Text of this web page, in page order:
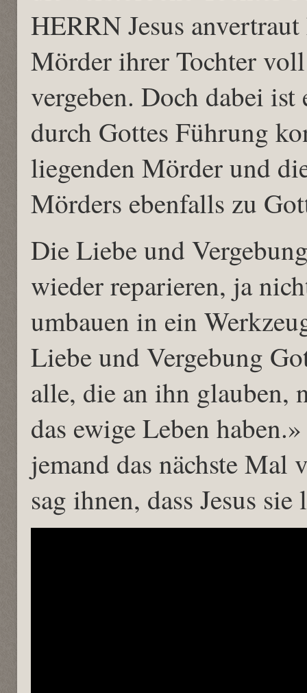
HERRN Jesus
Mörder ihrer Tochter
vergeben. Doch dabei
durch Gottes Führung
liegenden Mörder und
Mörders ebenfalls zu
Die Liebe und
wieder reparieren, ja
umbauen in ein
Liebe und Vergebung
alle, die an ihn glauben,
das ewige Leben
jemand das nächste Mal
sag ihnen, dass Jesus sie